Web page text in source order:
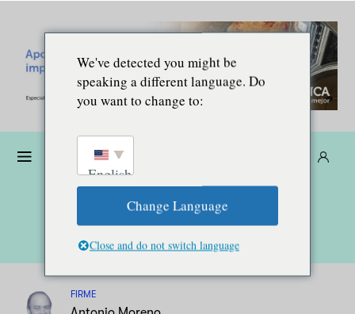
FIRME
We've detected you might be
speaking a different language. Do
you want to change to:
English
Change Language
Close and do not switch language